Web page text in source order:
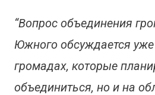
“Вопрос объединения
Южного обсуждается уже
громадах, которые
объединиться, но и на